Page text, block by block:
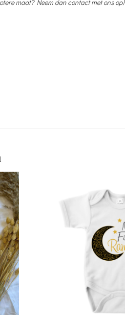
maat? Neem dan contact met ons op)